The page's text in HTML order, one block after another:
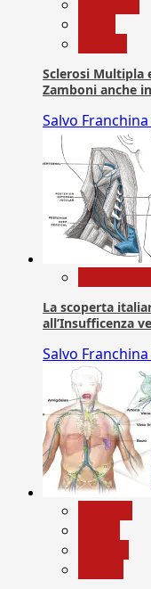
Sclerosi Multipla
Zamboni anche
Salvo Franchina
La scoperta
all’Insufficenza
Salvo Franchina